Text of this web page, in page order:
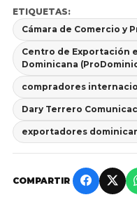
ETIQUETAS:
Cámara de Comercio y
Centro de Exportación
Dominicana
compradores
Dary Terrero
exportadores
COMPARTIR